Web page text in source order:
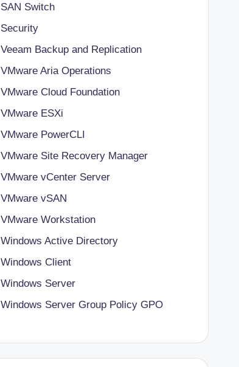
SAN Switch
Security
Veeam Backup and Replication
VMware Aria Operations
VMware Cloud Foundation
VMware ESXi
VMware PowerCLI
VMware Site Recovery Manager
VMware vCenter Server
VMware vSAN
VMware Workstation
Windows Active Directory
Windows Client
Windows Server
Windows Server Group Policy GPO